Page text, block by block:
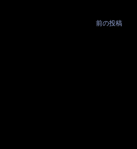
前の投稿